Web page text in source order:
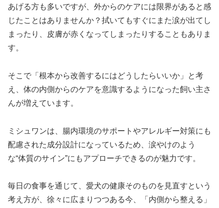
あげる方も多いですが、外からのケアには限界があると感
じたことはありませんか？拭いてもすぐにまた涙が出てし
まったり、皮膚が赤くなってしまったりすることもありま
す。
そこで「根本から改善するにはどうしたらいいか」と考
え、体の内側からのケアを意識するようになった飼い主さ
んが増えています。
ミシュワンは、腸内環境のサポートやアレルギー対策にも
配慮された成分設計になっているため、涙やけのよう
な“体質のサイン”にもアプローチできるのが魅力です。
毎日の食事を通じて、愛犬の健康そのものを見直すという
考え方が、徐々に広まりつつある今、「内側から整える」